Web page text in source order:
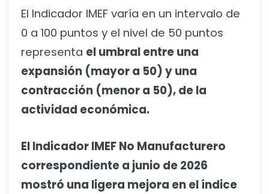
El Indicador IMEF varía en un intervalo de
0 a 100 puntos y el nivel de 50 puntos
representa el umbral entre una
expansión (mayor a 50) y una
contracción (menor a 50), de la
actividad económica.
El Indicador IMEF No Manufacturero
correspondiente a junio de 2026
mostró una ligera mejora en el índice